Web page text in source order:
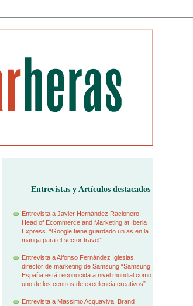
Entrevistas y Artículos destacados
Entrevista a Javier Hernández Racionero.
Head of Ecommerce and Marketing at Iberia
Express. “Google tiene guardado un as en la
manga para el sector travel”
Entrevista a Alfonso Fernández Iglesias,
director de marketing de Samsung “Samsung
España está reconocida a nivel mundial como
uno de los centros de excelencia creativos”
Entrevista a Massimo Acquaviva, Brand